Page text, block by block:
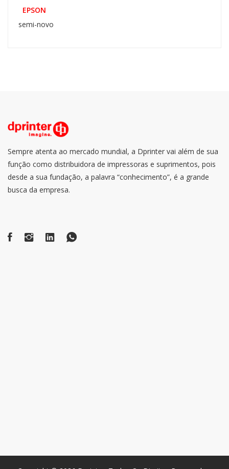
EPSON
semi-novo
Sempre atenta ao mercado mundial, a Dprinter vai além de sua
função como distribuidora de impressoras e suprimentos, pois
desde a sua fundação, a palavra “conhecimento”, é a grande
busca da empresa.